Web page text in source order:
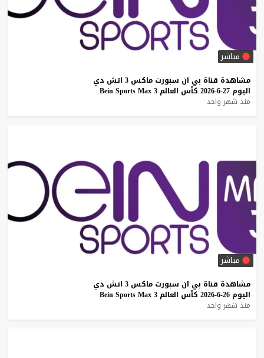
مباشر
مشاهدة قناة بي ان سبورت ماكس 3 اتش دي
اليوم 27-6-2026 كأس العالم Bein Sports Max 3
منذ شهر واحد
مباشر
مشاهدة قناة بي ان سبورت ماكس 3 اتش دي
اليوم 26-6-2026 كأس العالم Bein Sports Max 3
منذ شهر واحد